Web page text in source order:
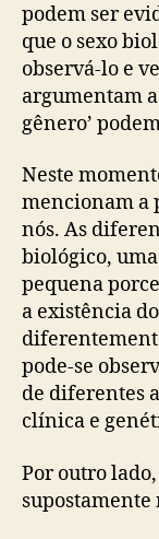
podem ser
que o sexo
observá-lo e
argumentam
gênero’
Neste
mencionam a
nós. As
biológico,
pequena
a existência
pode-se
de diferentes
clínica e
Por outro